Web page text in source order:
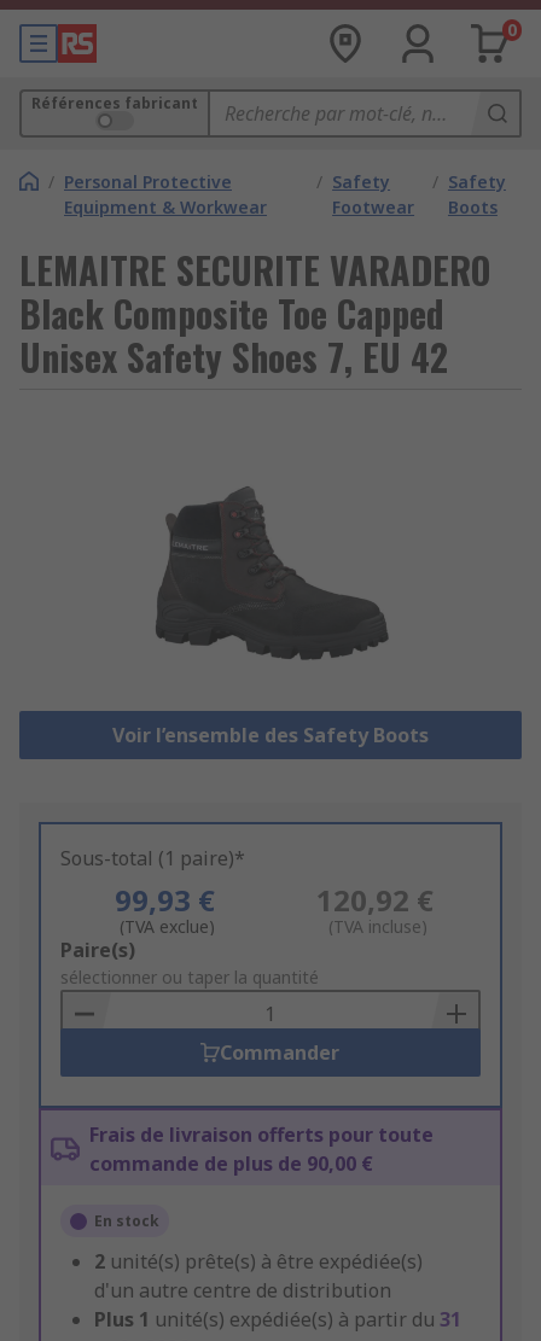
0
Références fabricant
/ Personal Protective
Equipment & Workwear
/ Safety
Footwear
/ Safety
Boots
LEMAITRE SECURITE VARADERO
Black Composite Toe Capped
Unisex Safety Shoes 7, EU 42
Voir l’ensemble des Safety Boots
Sous-total (1 paire)*
99,93 €
(TVA exclue)
120,92 €
(TVA incluse)
Add
to
Basket
Paire(s)
sélectionner ou taper la quantité
Commander
Frais de livraison offerts pour toute
commande de plus de 90,00 €
En stock
2 unité(s) prête(s) à être expédiée(s)
d'un autre centre de distribution
Plus 1 unité(s) expédiée(s) à partir du 31